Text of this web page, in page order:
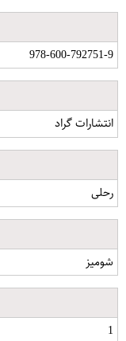
978-600-792751-9
انتشارات گراد
رحلی
شومیز
1